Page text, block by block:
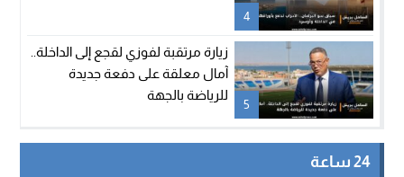
4
5
زيارة مرتقبة لفوزي لقجع إلى الداخلة..
آمال معلقة على دفعة جديدة
للرياضة بالجهة
24 ساعة